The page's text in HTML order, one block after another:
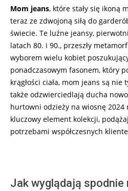
09
Mom jeans, które stały się ikoną
teraz ze zdwojoną siłą do
świecie. Te luźne jeansy,
latach 80. i 90., przeszły
wyborem wielu kobiet
ponadczasowym fasonem, który
krągłości ciała, mom jeans są
także odzwierciedlają ducha
hurtowni odzieży na wiosnę 2024
kluczowy element kolekcji,
potrzebami współczesnych
Jak wyglądają spodnie